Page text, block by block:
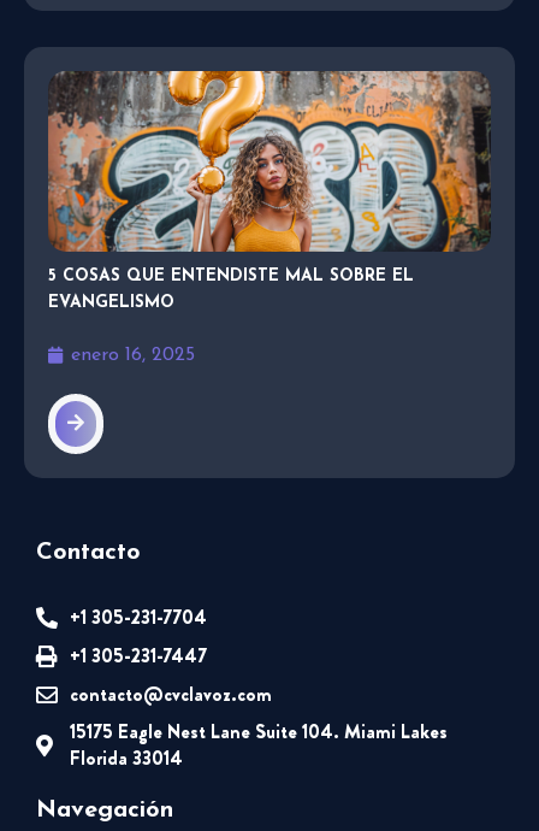
5 COSAS QUE ENTENDISTE MAL SOBRE EL
EVANGELISMO
enero 16, 2025
Contacto
+1 305-231-7704
+1 305-231-7447
contacto@cvclavoz.com
15175 Eagle Nest Lane Suite 104. Miami Lakes
Florida 33014
Navegación